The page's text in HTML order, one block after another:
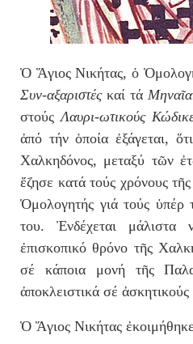
Ὁ Ἅγιος Νικήτας, ὁ
Συν-αξαριστές καί τά
στούςΛαυρι-ωτικούς
ἀπό τήν ὁποία ἐξάγεται,
Χαλκηδόνος, μεταξύ τῶν
ἔζησε κατά τούς χρόνους
Ὁμολογητής γιά τούς ὑπέρ
του. Ἐνδέχεται μάλιστα
ἐπισκοπικό θρόνο τῆς
σέ κάποια μονή τῆς
ἀποκλειστικά σέ
Ὁ Ἅγιος Νικήτας